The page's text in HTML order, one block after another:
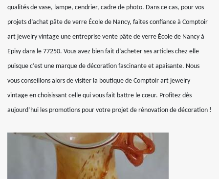
qualités de vase, lampe, cendrier, cadre de photo. Dans ce cas, pour vos
projets d’achat pâte de verre École de Nancy, faites confiance à Comptoir
art jewelry vintage une entreprise vente pâte de verre École de Nancy à
Episy dans le 77250. Vous avez bien fait d’acheter ses articles chez elle
puisque c’est une marque de décoration fascinante et apaisante. Nous
vous conseillons alors de visiter la boutique de Comptoir art jewelry
vintage en choisissant celle qui vous fait battre le cœur. Profitez dès
aujourd’hui les promotions pour votre projet de rénovation de décoration !